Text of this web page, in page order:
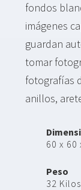
fondos
imágenes
guardan
tomar
fotografías
anillos,
60 x 60
Peso
32